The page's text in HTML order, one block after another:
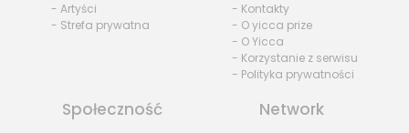
- Artyści
- Strefa prywatna
- Kontakty
- O yicca prize
- O Yicca
- Korzystanie z serwisu
- Polityka prywatności
Społeczność Network